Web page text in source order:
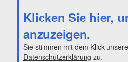
Klicken Sie hier,
anzuzeigen.
Sie stimmen mit dem Klick
Datenschutzerklärung zu.